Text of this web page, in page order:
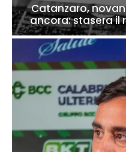
Catanzaro,
ancora: stasera il